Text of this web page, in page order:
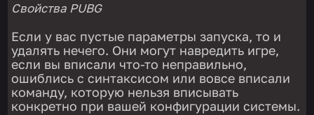
Свойства PUBG
Если у вас пустые параметры запуска, то и
удалять нечего. Они могут навредить игре,
если вы вписали что-то неправильно,
ошиблись с синтаксисом или вовсе вписали
команду, которую нельзя вписывать
конкретно при вашей конфигурации системы.